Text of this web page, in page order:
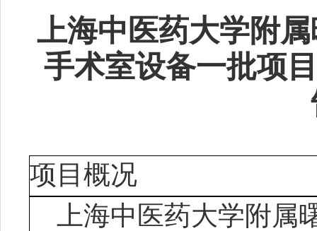
上海中医药大学附
手术室设备一批项
项目概况
上海中医药大学附